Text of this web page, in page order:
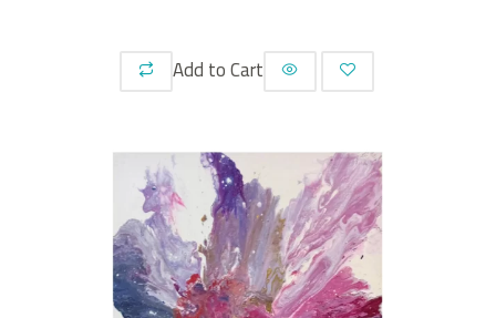
Add to Cart